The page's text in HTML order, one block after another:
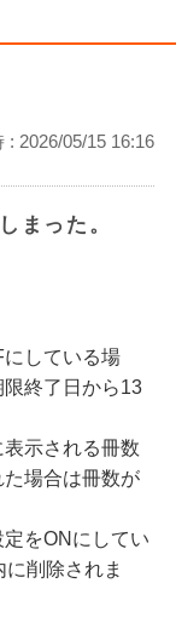
: 2026/05/15 16:16
まった。
にしている場
終了日から13
示される冊数
場合は冊数が
をONにしてい
削除されま